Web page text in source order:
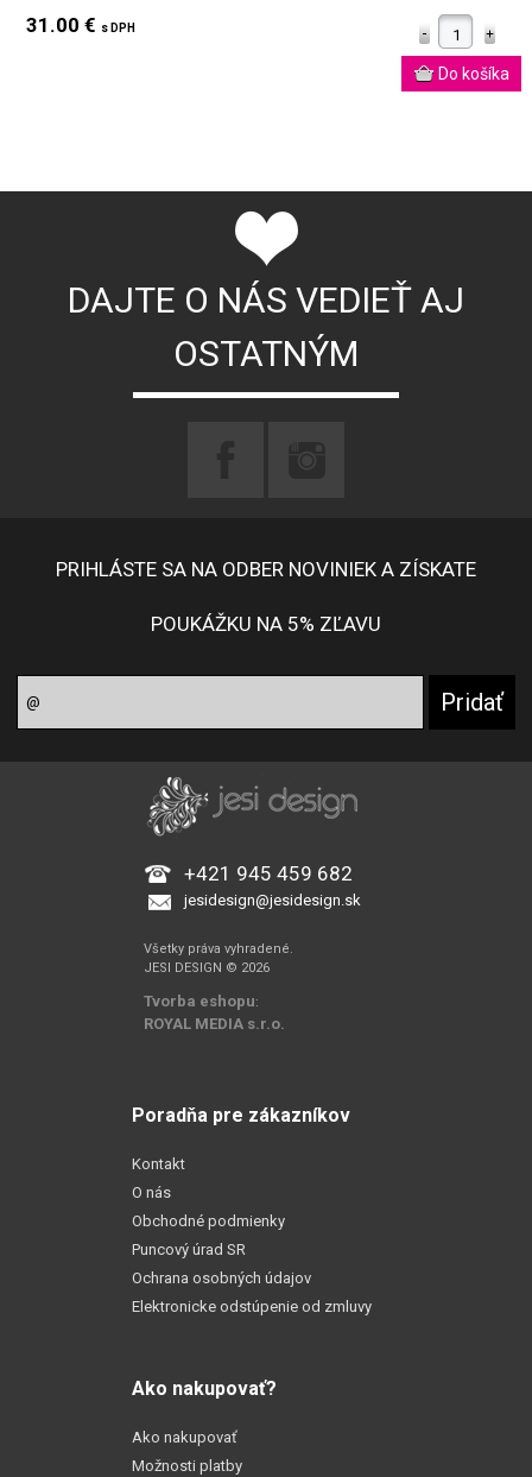
31.00 € s DPH
DAJTE O NÁS VEDIEŤ AJ
OSTATNÝM
PRIHLÁSTE SA NA ODBER NOVINIEK A ZÍSKATE
POUKÁŽKU NA 5% ZĽAVU
+421 945 459 682
jesidesign@jesidesign.sk
Všetky práva vyhradené.
JESI DESIGN © 2026
Tvorba eshopu:
ROYAL MEDIA s.r.o.
Poradňa pre zákazníkov
Kontakt
O nás
Obchodné podmienky
Puncový úrad SR
Ochrana osobných údajov
Elektronicke odstúpenie od zmluvy
Ako nakupovať?
Ako nakupovať
Možnosti platby